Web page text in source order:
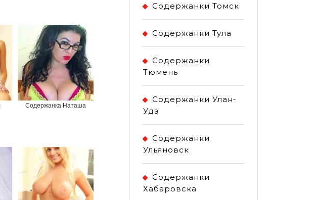
Содержанка Наташа
Содержанки Томск
Содержанки Тула
Содержанки
Тюмень
Содержанки Улан-
Удэ
Содержанки
Ульяновск
Содержанки
Хабаровска